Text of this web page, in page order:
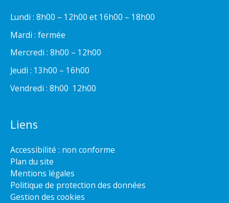
Lundi : 8h00 – 12h00 et 16h00 – 18h00
Mardi : fermée
Mercredi : 8h00 – 12h00
Jeudi : 13h00 – 16h00
Vendredi : 8h00  12h00
Liens
Accessibilité : non conforme
Plan du site
Mentions légales
Politique de protection des données
Gestion des cookies